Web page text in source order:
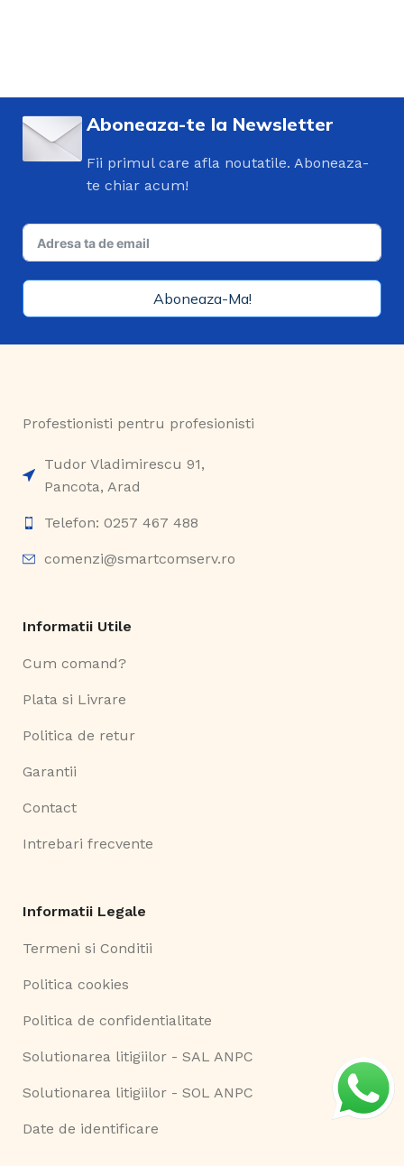
Aboneaza-te la Newsletter
Fii primul care afla noutatile. Aboneaza-
te chiar acum!
Aboneaza-Ma!
Profestionisti pentru profesionisti
Tudor Vladimirescu 91,
Pancota, Arad
Telefon: 0257 467 488
comenzi@smartcomserv.ro
Informatii Utile
Cum comand?
Plata si Livrare
Politica de retur
Garantii
Contact
Intrebari frecvente
Informatii Legale
Termeni si Conditii
Politica cookies
Politica de confidentialitate
Solutionarea litigiilor - SAL ANPC
Solutionarea litigiilor - SOL ANPC
Date de identificare